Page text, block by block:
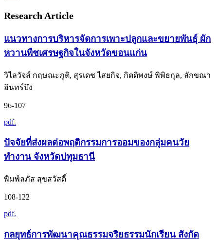
Research Article
แนวทางการบริหารจัดการเพาะปลูกและขยายพันธุ์ ผัก
หวานพืชเศรษฐกิจในจังหวัดขอนแก่น
วิไลวัจส์ กฤษณะภูติ, สุรเดช ไสยกิจ, กิตติพงษ์ พิพิธกุล, ลักขณา
อินทร์บึง
96-107
pdf.
ปัจจัยที่ส่งผลต่อพฤติกรรมการออมของกลุ่มคนวัย
ทำงาน จังหวัดปทุมธานี
พิมพ์ลภัส สุขสวัสดิ์
108-122
pdf.
กลยุทธ์การพัฒนาคุณธรรมจริยธรรมนักเรียน สังกัด